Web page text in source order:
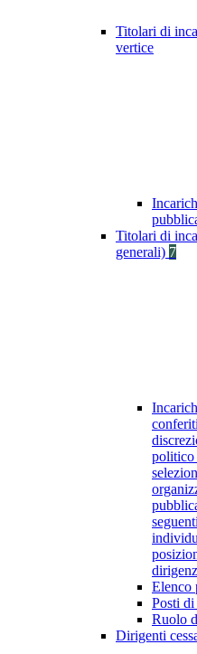
Titolari di
vertice
Titolari di
generali) 7
politico
Elenco
Posti
Ruolo
Dirigenti